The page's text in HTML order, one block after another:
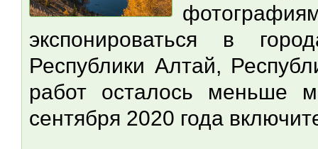
экспонироваться в
Республики Алтай,
работ осталось меньше
сентября 2020 года